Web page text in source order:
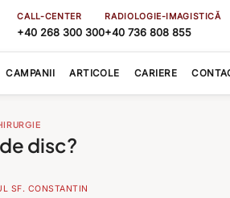
CALL-CENTER
+40 268 300 300
RADIOLOGIE-IMAGISTICĂ
+40 736 808 855
CAMPANII ARTICOLE CARIERE
disc?
SF. CONSTANTIN